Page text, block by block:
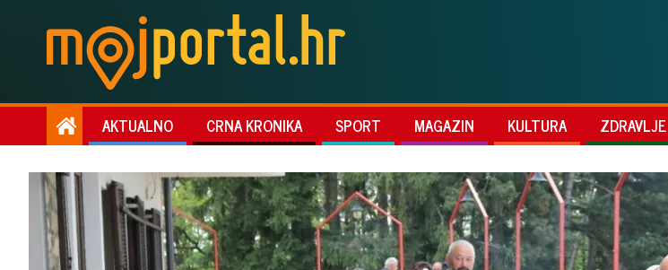
AKTUALNO CRNA KRONIKA SPORT MAGAZIN KULTURA ZDRAVLJE